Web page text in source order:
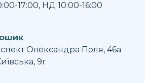
17:00, НД 10:00-16:00
Олександра Поля, 46а
9г